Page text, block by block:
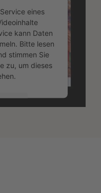
eines
kann Daten
Bitte lesen
stimmen Sie
zu, um dieses